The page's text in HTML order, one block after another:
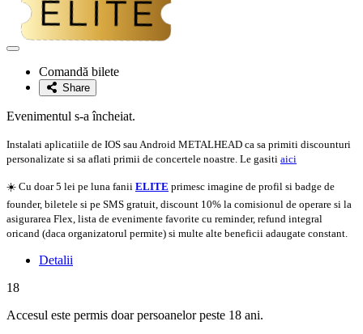
Adaugă
favoriteComandă bilete
Share
Evenimentul s-a încheiat.
Instalati aplicatiile de IOS sau Android METALHEAD ca sa primiti discounturi
personalizate si sa aflati primii de concertele noastre. Le gasiti aici
☀️ Cu doar 5 lei pe luna fanii ELITE primesc imagine de profil si badge de
founder, biletele si pe SMS gratuit, discount 10% la comisionul de operare si la
asigurarea Flex, lista de evenimente favorite cu reminder, refund integral
oricand (daca organizatorul permite) si multe alte beneficii adaugate constant.
Detalii
18
Accesul este permis doar persoanelor peste 18 ani.